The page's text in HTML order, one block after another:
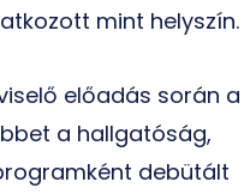
mint helyszín.
előadás során a
a hallgatóság,
debütált